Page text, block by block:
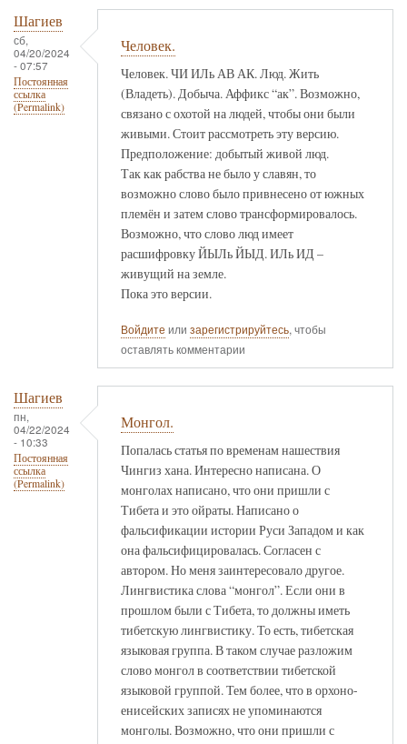
Шагиев
сб,
04/20/2024
- 07:57
Постоянная
ссылка
(Permalink)
Человек.
Человек. ЧИ ИЛь АВ АК. Люд. Жить
(Владеть). Добыча. Аффикс “ак”. Возможно,
связано с охотой на людей, чтобы они были
живыми. Стоит рассмотреть эту версию.
Предположение: добытый живой люд.
Так как рабства не было у славян, то
возможно слово было привнесено от южных
племён и затем слово трансформировалось.
Возможно, что слово люд имеет
расшифровку ЙЫЛь ЙЫД. ИЛь ИД –
живущий на земле.
Пока это версии.
Войдите или зарегистрируйтесь, чтобы
оставлять комментарии
Шагиев
пн,
04/22/2024
- 10:33
Постоянная
ссылка
(Permalink)
Монгол.
Попалась статья по временам нашествия
Чингиз хана. Интересно написана. О
монголах написано, что они пришли с
Тибета и это ойраты. Написано о
фальсификации истории Руси Западом и как
она фальсифицировалась. Согласен с
автором. Но меня заинтересовало другое.
Лингвистика слова “монгол”. Если они в
прошлом были с Тибета, то должны иметь
тибетскую лингвистику. То есть, тибетская
языковая группа. В таком случае разложим
слово монгол в соответствии тибетской
языковой группой. Тем более, что в орхоно-
енисейских записях не упоминаются
монголы. Возможно, что они пришли с